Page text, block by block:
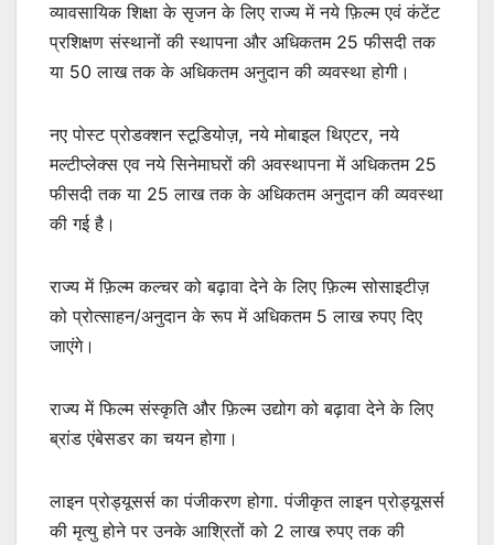
व्यावसायिक शिक्षा के सृजन के लिए राज्य में नये फ़िल्म एवं कंटेंट
प्रशिक्षण संस्थानों की स्थापना और अधिकतम 25 फीसदी तक
या 50 लाख तक के अधिकतम अनुदान की व्यवस्था होगी।
नए पोस्ट प्रोडक्शन स्टूडियोज़, नये मोबाइल थिएटर, नये
मल्टीप्लेक्स एव नये सिनेमाघरों की अवस्थापना में अधिकतम 25
फीसदी तक या 25 लाख तक के अधिकतम अनुदान की व्यवस्था
की गई है।
राज्य में फ़िल्म कल्चर को बढ़ावा देने के लिए फ़िल्म सोसाइटीज़
को प्रोत्साहन/अनुदान के रूप में अधिकतम 5 लाख रुपए दिए
जाएंगे।
राज्य में फिल्म संस्कृति और फ़िल्म उद्योग को बढ़ावा देने के लिए
ब्रांड एंबेसडर का चयन होगा।
लाइन प्रोड्यूसर्स का पंजीकरण होगा. पंजीकृत लाइन प्रोड्यूसर्स
की मृत्यु होने पर उनके आश्रितों को 2 लाख रुपए तक की